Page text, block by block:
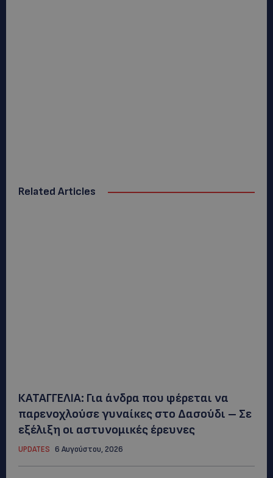
Related Articles
ΚΑΤΑΓΓΕΛΙΑ: Για άνδρα που φέρεται να
παρενοχλούσε γυναίκες στο Δασούδι – Σε
εξέλιξη οι αστυνομικές έρευνες
UPDATES 6 Αυγούστου, 2026